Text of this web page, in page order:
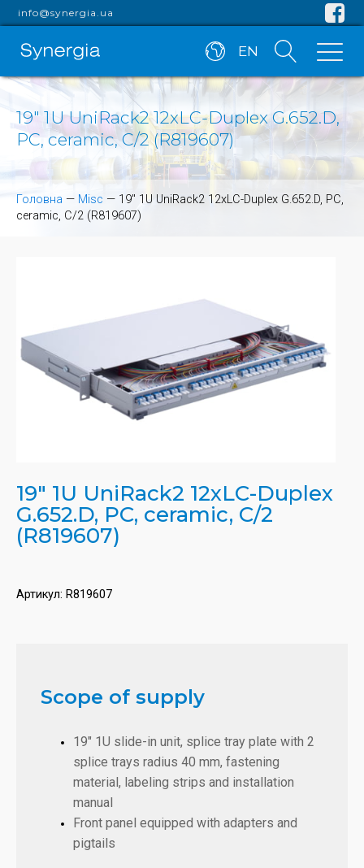
info@synergia.ua
EN
19" 1U UniRack2 12xLC-Duplex G.652.D,
PC, ceramic, C/2 (R819607)
Головна — Misc — 19" 1U UniRack2 12xLC-Duplex G.652.D, PC,
ceramic, C/2 (R819607)
19" 1U UniRack2 12xLC-Duplex
G.652.D, PC, ceramic, C/2
(R819607)
Артикул: R819607
Scope of supply
19" 1U slide-in unit, splice tray plate with 2
splice trays radius 40 mm, fastening
material, labeling strips and installation
manual
Front panel equipped with adapters and
pigtails